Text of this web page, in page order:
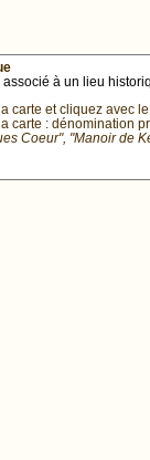
associé à un lieu
carte et cliquez avec
carte : dénomination
Coeur", "Manoir de